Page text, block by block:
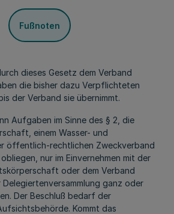
Fußnoten
dieses Gesetz dem Verband
die bisher dazu Verpflichteten
der Verband sie übernimmt.
Aufgaben im Sinne des § 2, die
einem Wasser- und
öffentlich-rechtlichen Zweckverband
nur im Einvernehmen mit der
oder dem Verband
Delegiertenversammlung ganz oder
Der Beschluß bedarf der
Kommt das